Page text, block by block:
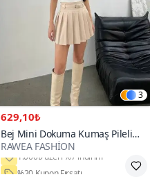
3
629,10₺
Bej Mini Dokuma Kumaş Pileli
Kemerli Etek
RAWEA FASHİON